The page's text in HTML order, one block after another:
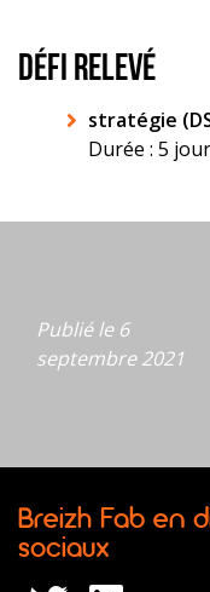
DÉFI RELEVÉ
stratégie
Durée : 5
Publié le 6
septembre 2021
Breizh Fab en
sociaux